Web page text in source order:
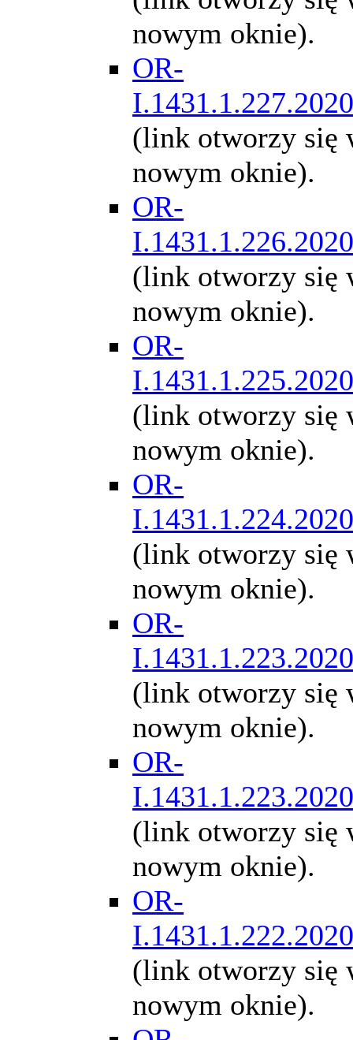
nowym oknie).
OR-
I.1431.1.227.2020
(link otworzy się
nowym oknie).
OR-
I.1431.1.226.2020
(link otworzy się
nowym oknie).
OR-
I.1431.1.225.2020
(link otworzy się
nowym oknie).
OR-
I.1431.1.224.2020
(link otworzy się
nowym oknie).
OR-
I.1431.1.223.2020
(link otworzy się
nowym oknie).
OR-
I.1431.1.223.2020
(link otworzy się
nowym oknie).
OR-
I.1431.1.222.2020
(link otworzy się
nowym oknie).